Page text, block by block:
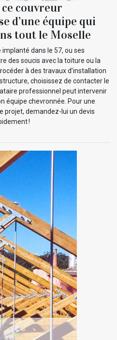
couvreur
d’une équipe qui
tout le Moselle
dans le 57, ou ses
des soucis avec la toiture ou la
à des travaux d’installation
choisissez de contacter le
professionnel peut intervenir
équipe chevronnée. Pour une
projet, demandez-lui un devis
!